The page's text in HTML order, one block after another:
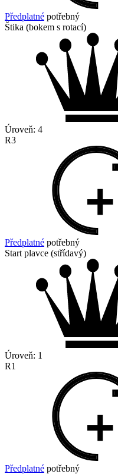
Předplatné potřebný
Štika (bokem s rotací)
Úroveň: 4
R3
Předplatné potřebný
Start plavce (střídavý)
Úroveň: 1
R1
Předplatné potřebný